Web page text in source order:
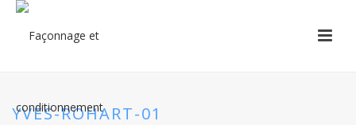
YVES-ROHART-01